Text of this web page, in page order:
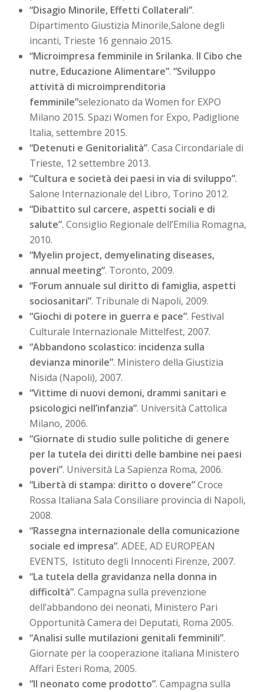
“Disagio Minorile, Effetti Collaterali”.
Dipartimento Giustizia Minorile,Salone degli
incanti, Trieste 16 gennaio 2015.
“Microimpresa femminile in Srilanka. Il Cibo che
nutre, Educazione Alimentare”. “Sviluppo
attività di microimprenditoria
femminile”selezionato da Women for EXPO
Milano 2015. Spazi Women for Expo, Padiglione
Italia, settembre 2015.
“Detenuti e Genitorialità”. Casa Circondariale di
Trieste, 12 settembre 2013.
“Cultura e società dei paesi in via di sviluppo”.
Salone Internazionale del Libro, Torino 2012.
“Dibattito sul carcere, aspetti sociali e di
salute”. Consiglio Regionale dell’Emilia Romagna,
2010.
“Myelin project, demyelinating diseases,
annual meeting”. Toronto, 2009.
“Forum annuale sul diritto di famiglia, aspetti
sociosanitari”. Tribunale di Napoli, 2009.
“Giochi di potere in guerra e pace”. Festival
Culturale Internazionale Mittelfest, 2007.
“Abbandono scolastico: incidenza sulla
devianza minorile”. Ministero della Giustizia
Nisida (Napoli), 2007.
“Vittime di nuovi demoni, drammi sanitari e
psicologici nell’infanzia”. Università Cattolica
Milano, 2006.
“Giornate di studio sulle politiche di genere
per la tutela dei diritti delle bambine nei paesi
poveri”. Università La Sapienza Roma, 2006.
“Libertà di stampa: diritto o dovere”Croce
Rossa Italiana Sala Consiliare provincia di Napoli,
2008.
“Rassegna internazionale della comunicazione
sociale ed impresa”. ADEE, AD EUROPEAN
EVENTS, Istituto degli Innocenti Firenze, 2007.
“La tutela della gravidanza nella donna in
difficoltà”. Campagna sulla prevenzione
dell’abbandono dei neonati, Ministero Pari
Opportunità Camera dei Deputati, Roma 2005.
“Analisi sulle mutilazioni genitali femminili”.
Giornate per la cooperazione italiana Ministero
Affari Esteri Roma, 2005.
“Il neonato come prodotto”. Campagna sulla